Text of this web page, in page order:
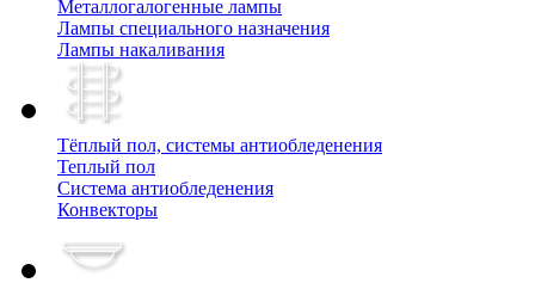
Металлогалогенные лампы
Лампы специального назначения
Лампы накаливания
Тёплый пол, cистемы антиобледенения
Теплый пол
Система антиобледенения
Конвекторы